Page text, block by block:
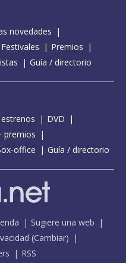
novedades
Festivales
Premios
Guía / directorio
DVD
premios
office Guía / directorio
Sugiere una web
(Cambiar)
RSS